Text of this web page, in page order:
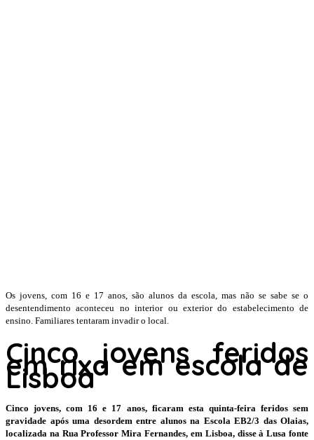
Os jovens, com 16 e 17 anos, são alunos da escola, mas não se sabe se o
desentendimento aconteceu no interior ou exterior do estabelecimento de
ensino. Familiares tentaram invadir o local.
Cinco jovens feridos
em rixa em escola de
Lisboa
Cinco jovens, com 16 e 17 anos, ficaram esta quinta-feira feridos sem
gravidade após uma desordem entre alunos na Escola EB2/3 das Olaias,
localizada na Rua Professor Mira Fernandes, em Lisboa, disse à Lusa fonte